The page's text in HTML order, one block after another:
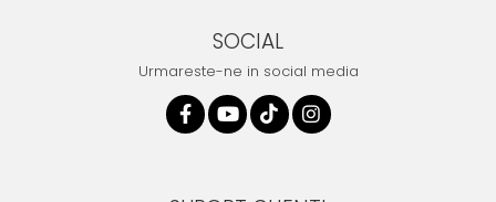
SOCIAL
Urmareste-ne in social media